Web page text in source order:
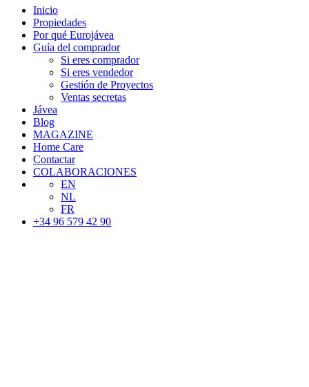
Inicio
Propiedades
Por qué Eurojávea
Guía del comprador
Si eres comprador
Si eres vendedor
Gestión de Proyectos
Ventas secretas
Jávea
Blog
MAGAZINE
Home Care
Contactar
COLABORACIONES
EN
NL
FR
+34 96 579 42 90